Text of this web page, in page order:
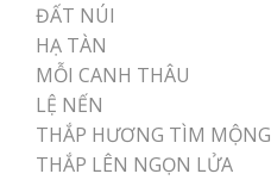
ĐẤT NÚI
HẠ TÀN
MỖI CANH THÂU
LỆ NẾN
THẮP HƯƠNG TÌM MỘNG
THẮP LÊN NGỌN LỬA